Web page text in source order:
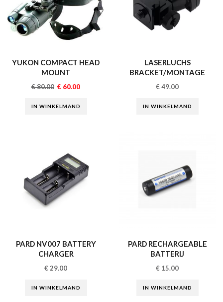
YUKON COMPACT HEAD
MOUNT
€80.00 € 60.00
IN WINKELMAND
LASERLUCHS
BRACKET/MONTAGE
€49.00
IN WINKELMAND
PARD NV007 BATTERY
CHARGER
€29.00
IN WINKELMAND
PARD RECHARGEABLE
BATTERIJ
€ 15.00
IN WINKELMAND